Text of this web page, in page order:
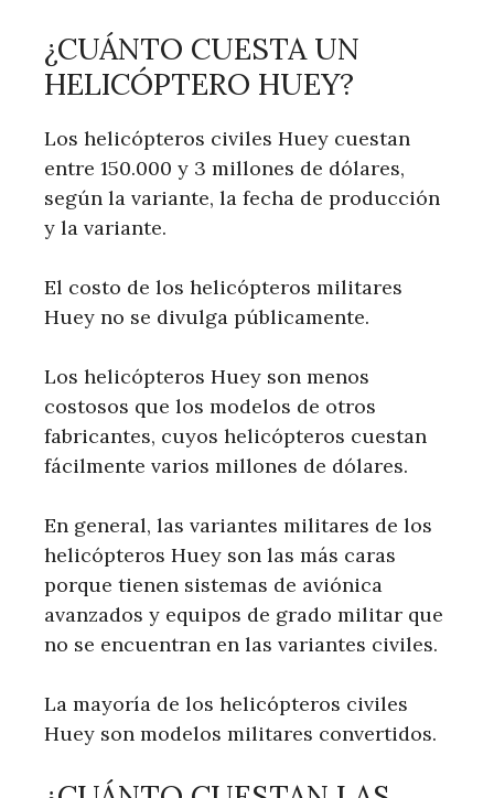
¿CUÁNTO CUESTA UN
HELICÓPTERO HUEY?
Los helicópteros civiles Huey cuestan
entre 150.000 y 3 millones de dólares,
según la variante, la fecha de producción
y la variante.
El costo de los helicópteros militares
Huey no se divulga públicamente.
Los helicópteros Huey son menos
costosos que los modelos de otros
fabricantes, cuyos helicópteros cuestan
fácilmente varios millones de dólares.
En general, las variantes militares de los
helicópteros Huey son las más caras
porque tienen sistemas de aviónica
avanzados y equipos de grado militar que
no se encuentran en las variantes civiles.
La mayoría de los helicópteros civiles
Huey son modelos militares convertidos.